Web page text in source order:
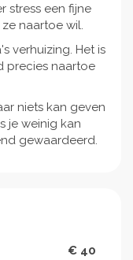
stress een fijne
naartoe wil.
verhuizing. Het is
precies naartoe
niets kan geven
je weinig kan
gewaardeerd.
€ 40